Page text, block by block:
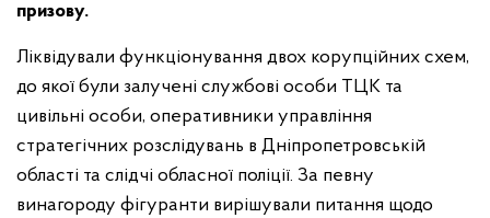
призову.
Ліквідували функціонування двох корупційних схем,
до якої були залучені службові особи ТЦК та
цивільні особи, оперативники управління
стратегічних розслідувань в Дніпропетровській
області та слідчі обласної поліції. За певну
винагороду фігуранти вирішували питання щодо